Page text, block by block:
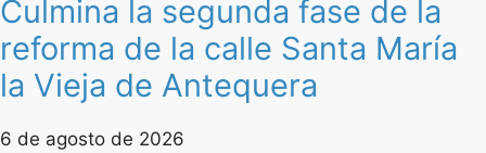
Culmina la segunda fase de la
reforma de la calle Santa María
la Vieja de Antequera
6 de agosto de 2026